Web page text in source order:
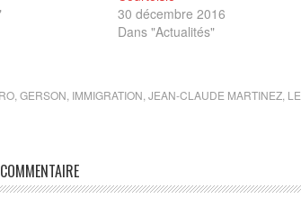
30 décembre 2016
Dans "Actualités"
GERSON IMMIGRATION JEAN-CLAUDE MARTINEZ LE